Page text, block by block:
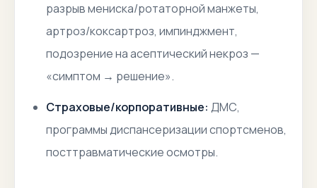
разрыв мениска/ротаторной манжеты,
артроз/коксартроз, импинджмент,
подозрение на асептический некроз —
«симптом → решение».
Страховые/корпоративные: ДМС,
программы диспансеризации спортсменов,
посттравматические осмотры.